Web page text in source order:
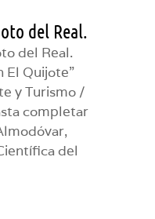
del Real.
del Real.
El Quijote”
y Turismo /
completar
del